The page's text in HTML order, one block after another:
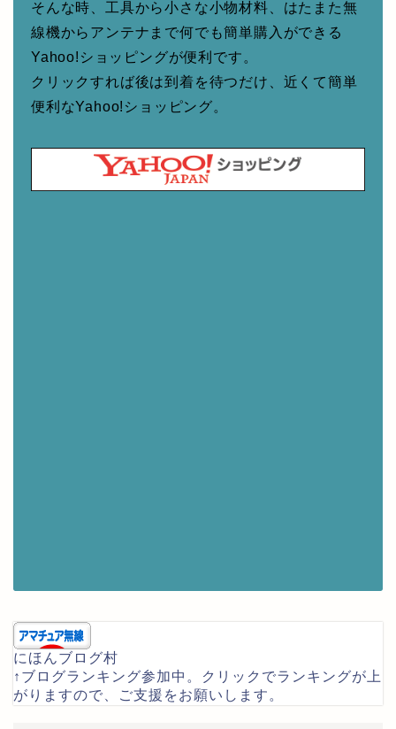
そんな時、工具から小さな小物材料、はたまた無
線機からアンテナまで何でも簡単購入ができる
Yahoo!ショッピングが便利です。
クリックすれば後は到着を待つだけ、近くて簡単
便利なYahoo!ショッピング。
にほんブログ村
↑ブログランキング参加中。クリックでランキングが上
がりますので、ご支援をお願いします。